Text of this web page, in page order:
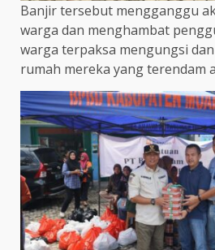
Banjir tersebut mengganggu
warga dan menghambat
warga terpaksa mengungsi
rumah mereka yang terendam